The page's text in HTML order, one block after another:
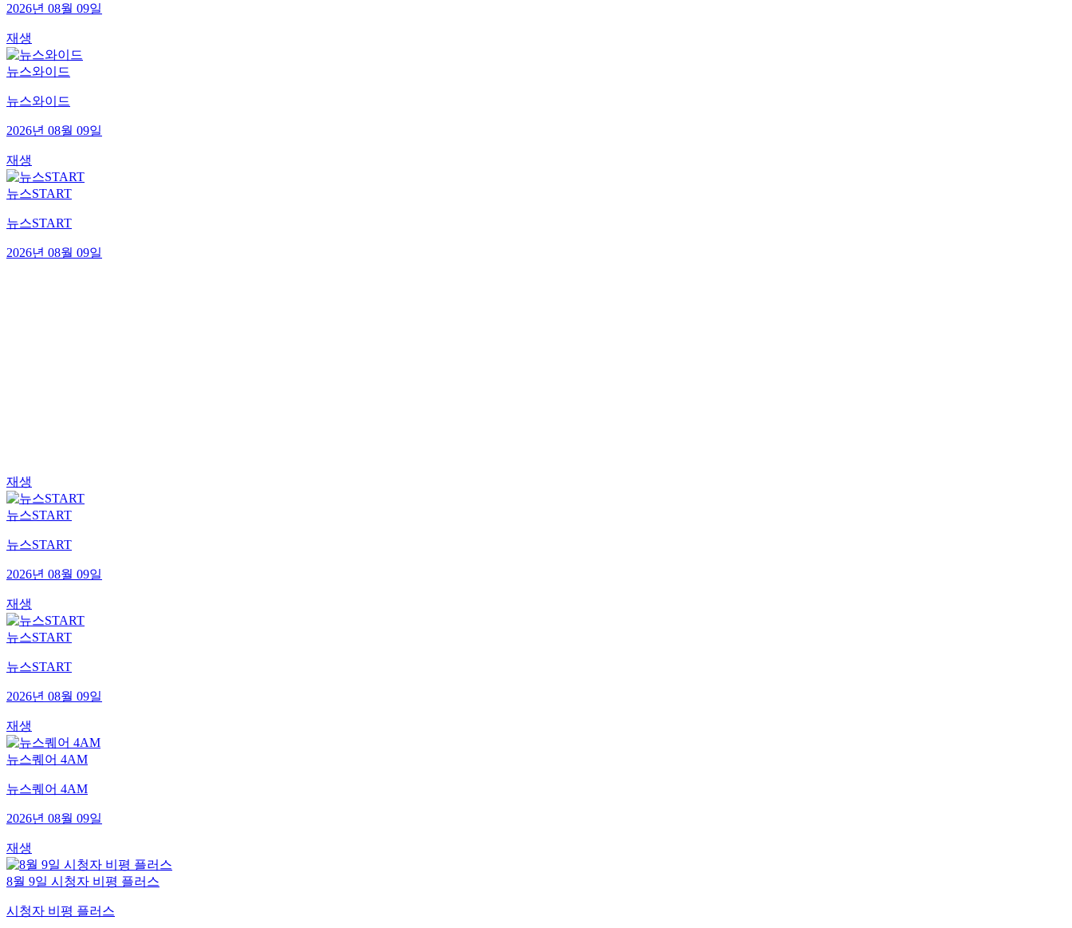
2026년 08월 09일
재생
뉴스와이드
뉴스와이드
2026년 08월 09일
재생
뉴스START
뉴스START
2026년 08월 09일
재생
뉴스START
뉴스START
2026년 08월 09일
재생
뉴스START
뉴스START
2026년 08월 09일
재생
뉴스퀘어 4AM
뉴스퀘어 4AM
2026년 08월 09일
재생
8월 9일 시청자 비평 플러스
시청자 비평 플러스